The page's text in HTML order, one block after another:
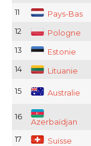
11 Pays-Bas
12 Pologne
13 Estonie
14 Lituanie
15 Australie
16
Azerbaïdjan
17 Suisse